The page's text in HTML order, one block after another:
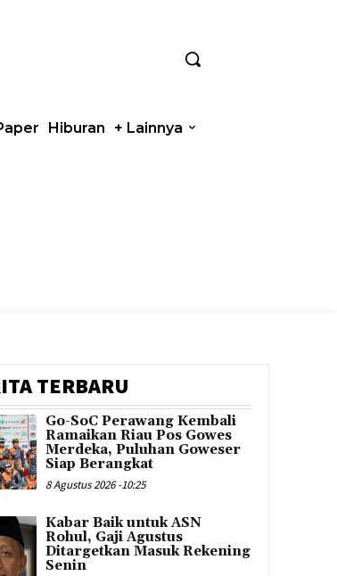
Hiburan + Lainnya
TERBARU
Go-SoC Perawang Kembali
Ramaikan Riau Pos Gowes
Merdeka, Puluhan Goweser
Siap Berangkat
8 Agustus 2026 -10:25
Kabar Baik untuk ASN
Rohul, Gaji Agustus
Ditargetkan Masuk Rekening
Senin